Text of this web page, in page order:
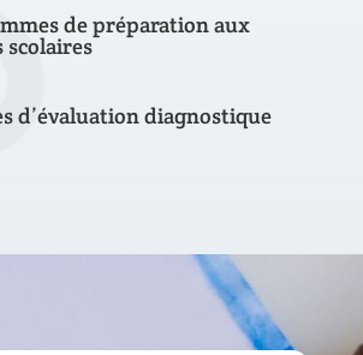
de préparation aux
scolaires
d’évaluation diagnostique